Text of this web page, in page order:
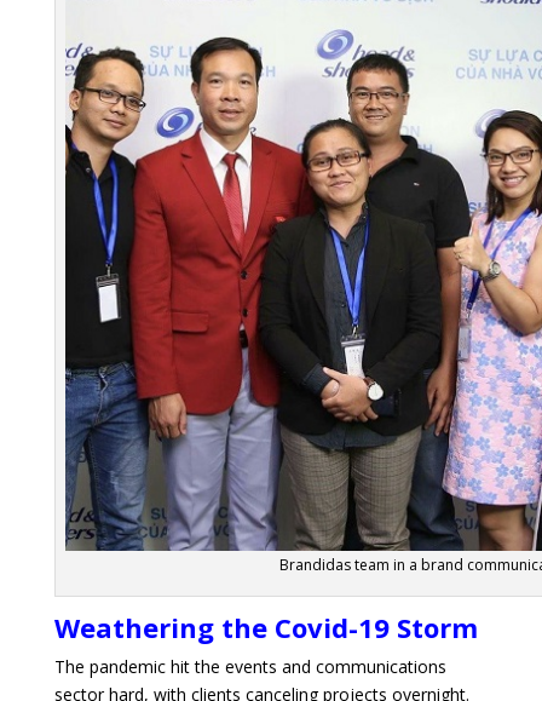
Brandidas team in a brand
Weathering the Covid-19 Storm
The pandemic hit the events and communications
sector hard, with clients canceling projects overnight.